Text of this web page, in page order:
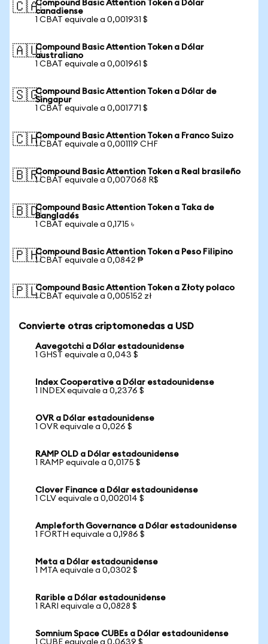
🇨🇦Compound Basic Attention Token a Dólar
canadiense
1 CBAT equivale a 0,001931 $
🇦🇺Compound Basic Attention Token a Dólar
australiano
1 CBAT equivale a 0,001961 $
🇸🇬Compound Basic Attention Token a Dólar de
Singapur
1 CBAT equivale a 0,001771 $
🇨🇭Compound Basic Attention Token a Franco Suizo
1 CBAT equivale a 0,001119 CHF
🇧🇷Compound Basic Attention Token a Real brasileño
1 CBAT equivale a 0,007068 R$
🇧🇩Compound Basic Attention Token a Taka de
Bangladés
1 CBAT equivale a 0,1715 ৳
🇵🇭Compound Basic Attention Token a Peso Filipino
1 CBAT equivale a 0,0842 ₱
🇵🇱Compound Basic Attention Token a Złoty polaco
1 CBAT equivale a 0,005152 zł
Convierte otras criptomonedas a USD
Aavegotchi a Dólar estadounidense
1 GHST equivale a 0,043 $
Index Cooperative a Dólar estadounidense
1 INDEX equivale a 0,2376 $
OVR a Dólar estadounidense
1 OVR equivale a 0,026 $
RAMP OLD a Dólar estadounidense
1 RAMP equivale a 0,0175 $
Clover Finance a Dólar estadounidense
1 CLV equivale a 0,002014 $
Ampleforth Governance a Dólar estadounidense
1 FORTH equivale a 0,1986 $
Meta a Dólar estadounidense
1 MTA equivale a 0,0302 $
Rarible a Dólar estadounidense
1 RARI equivale a 0,0828 $
Somnium Space CUBEs a Dólar estadounidense
1 CUBE equivale a 0,0639 $